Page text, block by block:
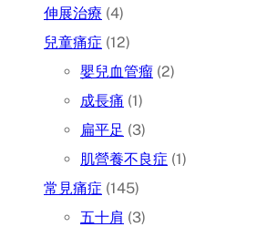
伸展治療 (4)
兒童痛症 (12)
嬰兒血管瘤 (2)
成長痛 (1)
扁平足 (3)
肌營養不良症 (1)
常見痛症 (145)
五十肩 (3)